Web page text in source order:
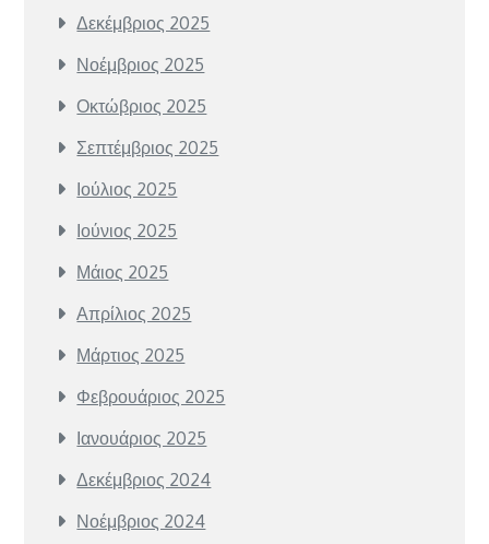
Δεκέμβριος 2025
Νοέμβριος 2025
Οκτώβριος 2025
Σεπτέμβριος 2025
Ιούλιος 2025
Ιούνιος 2025
Μάιος 2025
Απρίλιος 2025
Μάρτιος 2025
Φεβρουάριος 2025
Ιανουάριος 2025
Δεκέμβριος 2024
Νοέμβριος 2024